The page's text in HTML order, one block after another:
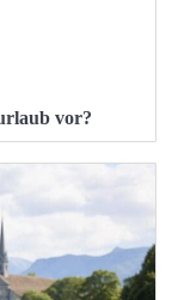
vor?